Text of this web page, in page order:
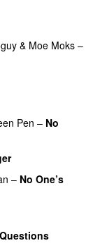
& Moe Moks –
Pen – No
– No One’s